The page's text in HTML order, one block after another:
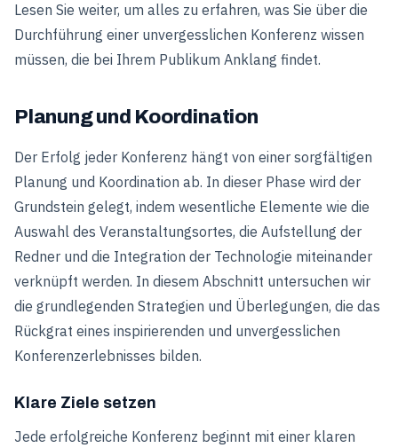
Lesen Sie weiter, um alles zu erfahren, was Sie über die
Durchführung einer unvergesslichen Konferenz wissen
müssen, die bei Ihrem Publikum Anklang findet.
Planung und Koordination
Der Erfolg jeder Konferenz hängt von einer sorgfältigen
Planung und Koordination ab. In dieser Phase wird der
Grundstein gelegt, indem wesentliche Elemente wie die
Auswahl des Veranstaltungsortes, die Aufstellung der
Redner und die Integration der Technologie miteinander
verknüpft werden. In diesem Abschnitt untersuchen wir
die grundlegenden Strategien und Überlegungen, die das
Rückgrat eines inspirierenden und unvergesslichen
Konferenzerlebnisses bilden.
Klare Ziele setzen
Jede erfolgreiche Konferenz beginnt mit einer klaren